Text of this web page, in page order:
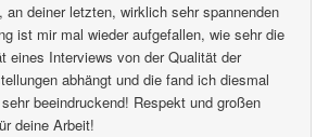
an deiner letzten, wirklich sehr spannenden
ist mir mal wieder aufgefallen, wie sehr die
eines Interviews von der Qualität der
abhängt und die fand ich diesmal
beeindruckend! Respekt und großen
deine Arbeit!